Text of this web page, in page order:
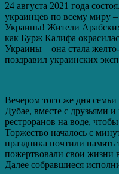
24 августа 2021 года
украинцев по всему миру
Украины! Жители
как Бурж Калифа
Украины – она стала
поздравил украинских
Вечером того же дня
Дубае, вместе с друзьями
рестроранов на воде,
Торжество началось с
праздника почтили память
пожертвовали свои жизни
Далее собравшиеся